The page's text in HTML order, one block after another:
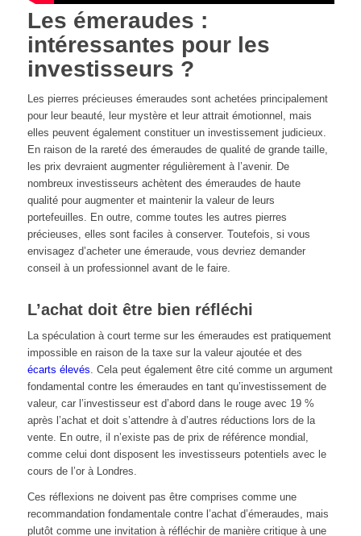
Les émeraudes :
intéressantes pour les
investisseurs ?
Les pierres précieuses émeraudes sont achetées principalement
pour leur beauté, leur mystère et leur attrait émotionnel, mais
elles peuvent également constituer un investissement judicieux.
En raison de la rareté des émeraudes de qualité de grande taille,
les prix devraient augmenter régulièrement à l’avenir. De
nombreux investisseurs achètent des émeraudes de haute
qualité pour augmenter et maintenir la valeur de leurs
portefeuilles. En outre, comme toutes les autres pierres
précieuses, elles sont faciles à conserver. Toutefois, si vous
envisagez d’acheter une émeraude, vous devriez demander
conseil à un professionnel avant de le faire.
L’achat doit être bien réfléchi
La spéculation à court terme sur les émeraudes est pratiquement
impossible en raison de la taxe sur la valeur ajoutée et des
écarts élevés. Cela peut également être cité comme un argument
fondamental contre les émeraudes en tant qu’investissement de
valeur, car l’investisseur est d’abord dans le rouge avec 19 %
après l’achat et doit s’attendre à d’autres réductions lors de la
vente. En outre, il n’existe pas de prix de référence mondial,
comme celui dont disposent les investisseurs potentiels avec le
cours de l’or à Londres.
Ces réflexions ne doivent pas être comprises comme une
recommandation fondamentale contre l’achat d’émeraudes, mais
plutôt comme une invitation à réfléchir de manière critique à une